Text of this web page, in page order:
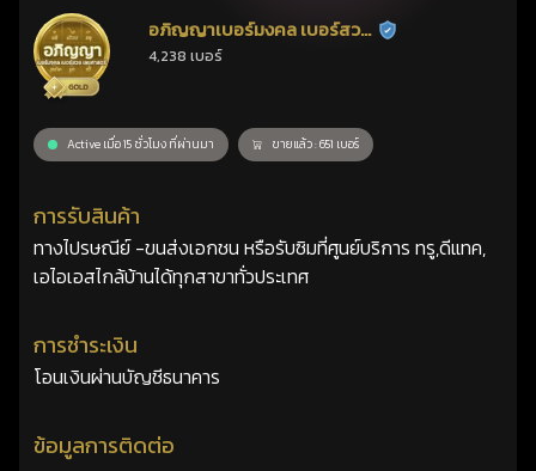
อภิญญาเบอร์มงคล เบอร์สวย
เลขศาสตร์
ร้านยืนยันแล้ว
4,238 เบอร์
Active เมื่อ 15 ชั่วโมง ที่ผ่านมา ขายแล้ว : 651 เบอร์
การรับสินค้า
ทางไปรษณีย์ -ขนส่งเอกชน หรือรับซิมที่ศูนย์บริการ ทรู,ดีแทค,
เอไอเอสไกล้บ้านได้ทุกสาขาทั่วประเทศ
การชำระเงิน
โอนเงินผ่านบัญชีธนาคาร
ข้อมูลการติดต่อ